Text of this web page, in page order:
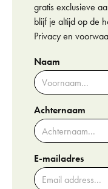
gratis exclusieve
blijf je altijd op de
Privacy en
Naam
Achternaam
E-mailadres